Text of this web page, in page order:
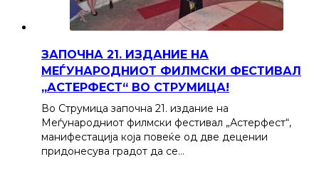
ЗАПОЧНА 21. ИЗДАНИЕ НА
МЕЃУНАРОДНИОТ ФИЛМСКИ ФЕСТИВАЛ
„АСТЕРФЕСТ“ ВО СТРУМИЦА!
Во Струмица започна 21. издание на
Меѓународниот филмски фестивал „Астерфест“,
манифестација која повеќе од две децении
придонесува градот да се…